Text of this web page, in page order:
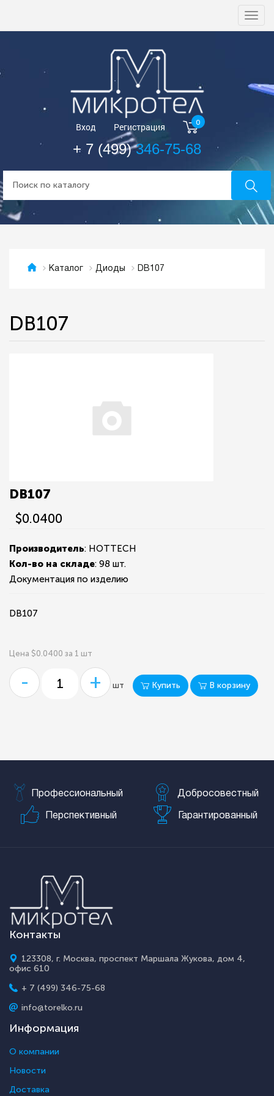
Вход Регистрация 0
+ 7 (499)346-75-68
Каталог Диоды DB107
DB107
DB107
$0.0400
Производитель: HOTTECH
Кол-во на складе: 98 шт.
Документация по изделию
DB107
Цена $0.0400 за 1 шт
- + шт Купить В корзину
Профессиональный Добросовестный
Перспективный Гарантированный
Контакты
123308, г. Москва, проспект Маршала Жукова, дом 4,
офис 610
+ 7 (499) 346-75-68
info@torelko.ru
Информация
О компании
Новости
Доставка